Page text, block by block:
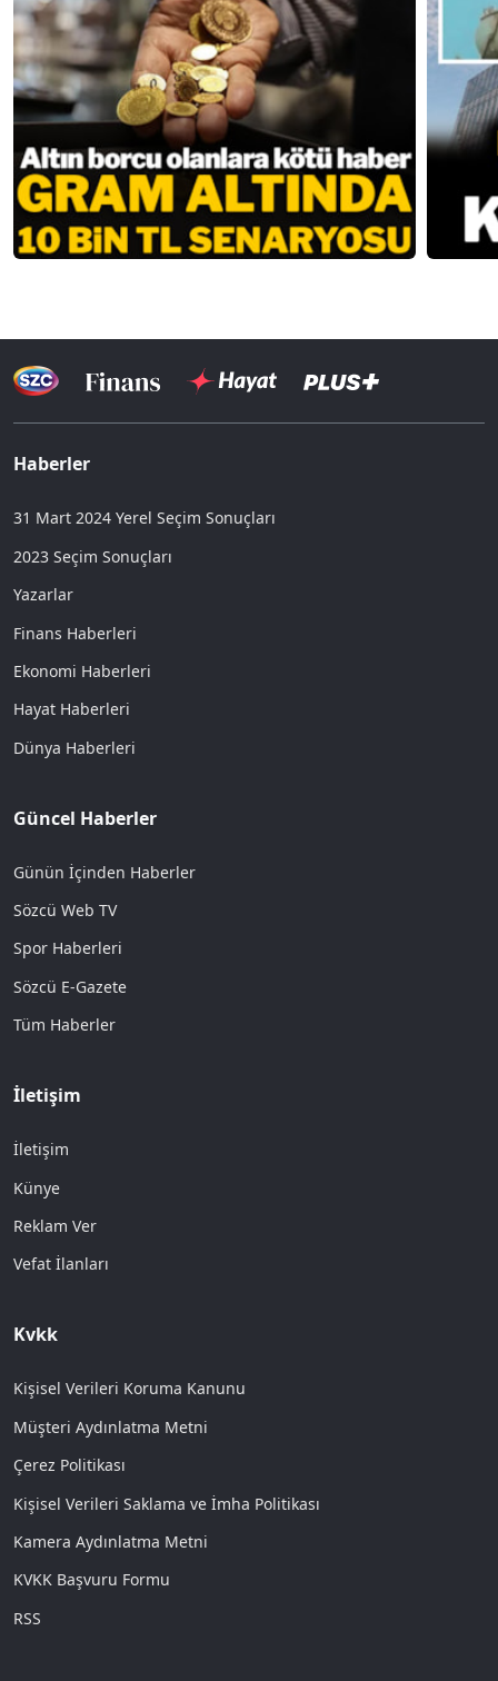
Haberler
31 Mart 2024 Yerel Seçim Sonuçları
2023 Seçim Sonuçları
Yazarlar
Finans Haberleri
Ekonomi Haberleri
Hayat Haberleri
Dünya Haberleri
Güncel Haberler
Günün İçinden Haberler
Sözcü Web TV
Spor Haberleri
Sözcü E-Gazete
Tüm Haberler
İletişim
İletişim
Künye
Reklam Ver
Vefat İlanları
Kvkk
Kişisel Verileri Koruma Kanunu
Müşteri Aydınlatma Metni
Çerez Politikası
Kişisel Verileri Saklama ve İmha Politikası
Kamera Aydınlatma Metni
KVKK Başvuru Formu
RSS